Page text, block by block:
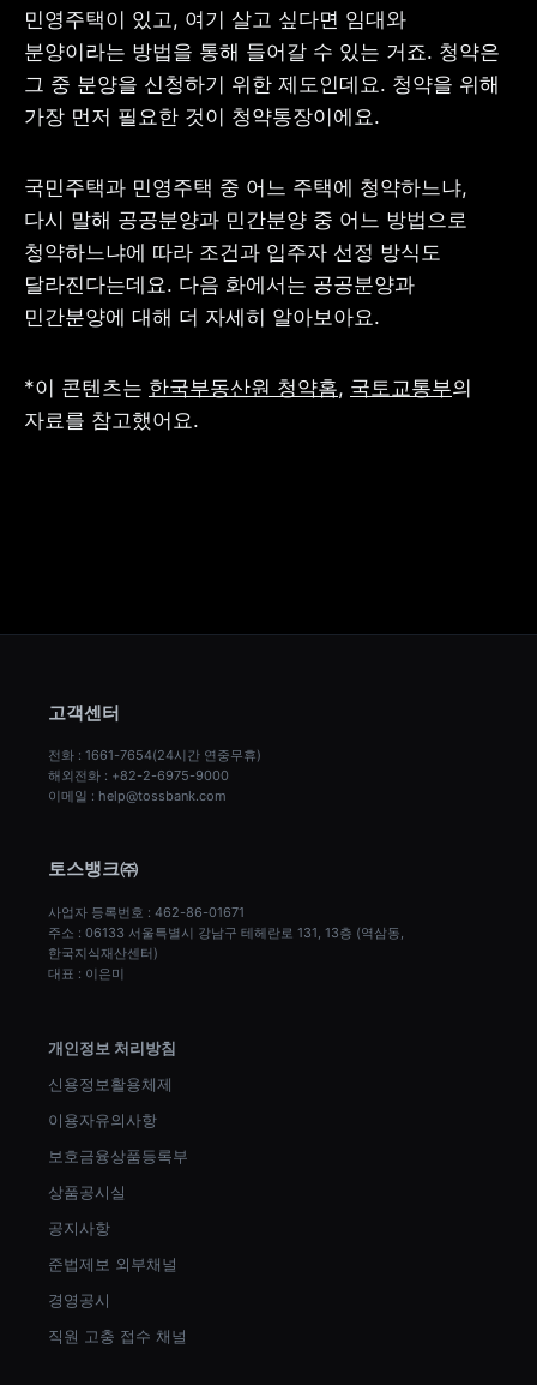
민영주택이 있고, 여기 살고 싶다면 임대와
분양이라는 방법을 통해 들어갈 수 있는 거죠. 청약은
그 중 분양을 신청하기 위한 제도인데요. 청약을 위해
가장 먼저 필요한 것이 청약통장이에요.
국민주택과 민영주택 중 어느 주택에 청약하느냐,
다시 말해 공공분양과 민간분양 중 어느 방법으로
청약하느냐에 따라 조건과 입주자 선정 방식도
달라진다는데요. 다음 화에서는 공공분양과
민간분양에 대해 더 자세히 알아보아요.
*이 콘텐츠는 한국부동산원 청약홈, 국토교통부의
자료를 참고했어요.
고객센터
전화 : 1661-7654(24시간 연중무휴)
해외전화 : +82-2-6975-9000
이메일 : help@tossbank.com
토스뱅크㈜
사업자 등록번호 : 462-86-01671
주소 : 06133 서울특별시 강남구 테헤란로 131, 13층 (역삼동,
한국지식재산센터)
대표 : 이은미
개인정보 처리방침
신용정보활용체제
이용자유의사항
보호금융상품등록부
상품공시실
공지사항
준법제보 외부채널
경영공시
직원 고충 접수 채널